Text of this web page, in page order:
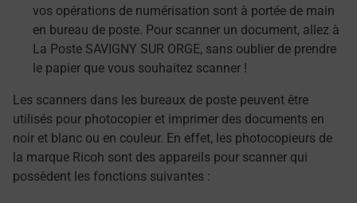
vos opérations de numérisation sont à portée de main
en bureau de poste. Pour scanner un document, allez à
La Poste SAVIGNY SUR ORGE, sans oublier de prendre
le papier que vous souhaitez scanner !
Les scanners dans les bureaux de poste peuvent être
utilisés pour photocopier et imprimer des documents en
noir et blanc ou en couleur. En effet, les photocopieurs de
la marque Ricoh sont des appareils pour scanner qui
possèdent les fonctions suivantes :